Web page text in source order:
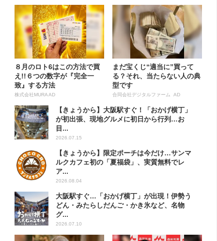
８月のロト6はこの方法で買
え!!６つの数字が『完全一
致』する方法
株式会社MURA AD
まだ宝くじ“適当に”買って
る？それ、当たらない人の典
型です
合同会社デジタルファーム AD
【きょうから】大阪駅すぐ！「おかげ横丁」
が初出張、現地グルメに初日から行列…お
目...
2026.07.15
【きょうから】限定ポーチは今だけ…サンマ
ルクカフェ初の「夏福袋」、実質無料でレ
ア...
2026.08.04
大阪駅すぐ…「おかげ横丁」が出現！伊勢う
どん・みたらしだんご・かき氷など、名物
グ...
2026.07.10